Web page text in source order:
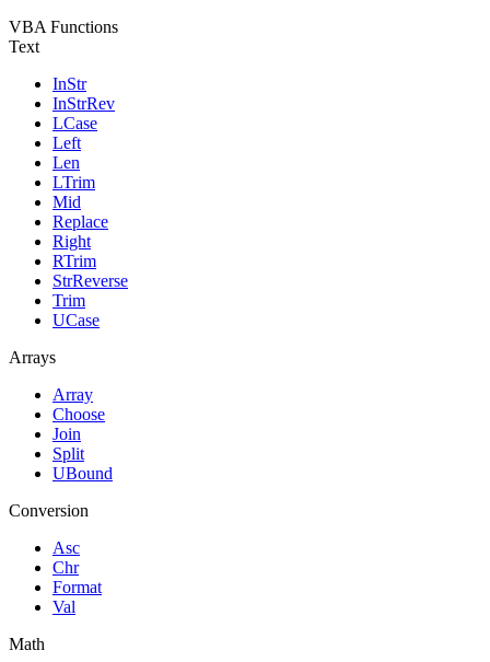
VBA Functions
Text
InStr
InStrRev
LCase
Left
Len
LTrim
Mid
Replace
Right
RTrim
StrReverse
Trim
UCase
Arrays
Array
Choose
Join
Split
UBound
Conversion
Asc
Chr
Format
Val
Math